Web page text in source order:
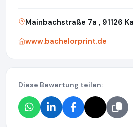
Mainbachstraße 7a , 91126
www.bachelorprint.de
Diese Bewertung teilen: